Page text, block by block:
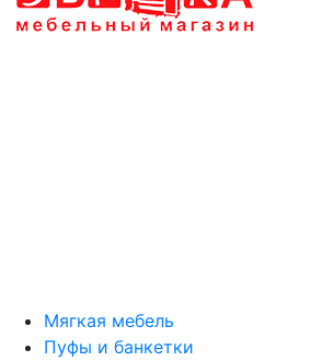
Мягкая мебель
Пуфы и банкетки